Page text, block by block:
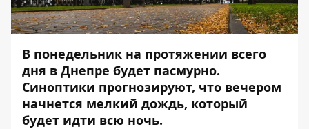
В понедельник на протяжении всего
дня в Днепре будет пасмурно.
Синоптики прогнозируют, что вечером
начнется мелкий дождь, который
будет идти всю ночь.